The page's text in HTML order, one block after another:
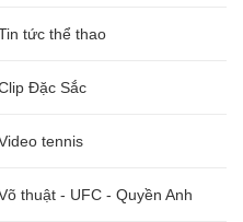
tức thể thao
Đặc Sắc
tennis
thuật - UFC - Quyền Anh